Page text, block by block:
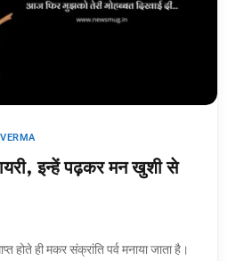
इन्हें पढ़कर मन खुशी से
होते ही मकर संक्रांति पर्व मनाया जाता है।